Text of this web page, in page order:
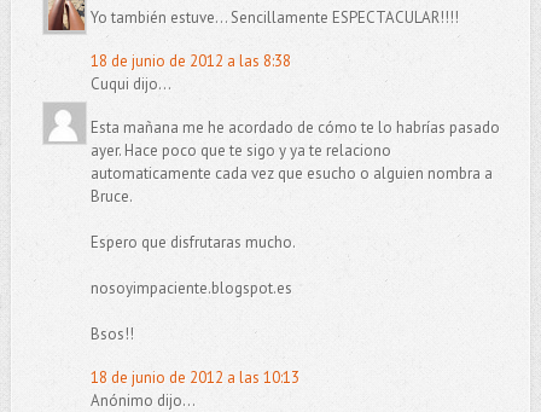
Yo también estuve... Sencillamente ESPECTACULAR!!!!
18 de junio de 2012 a las 8:38
Cuqui dijo...
Esta mañana me he acordado de cómo te lo habrías pasado
ayer. Hace poco que te sigo y ya te relaciono
automaticamente cada vez que esucho o alguien nombra a
Bruce.
Espero que disfrutaras mucho.
nosoyimpaciente.blogspot.es
Bsos!!
18 de junio de 2012 a las 10:13
Anónimo dijo...